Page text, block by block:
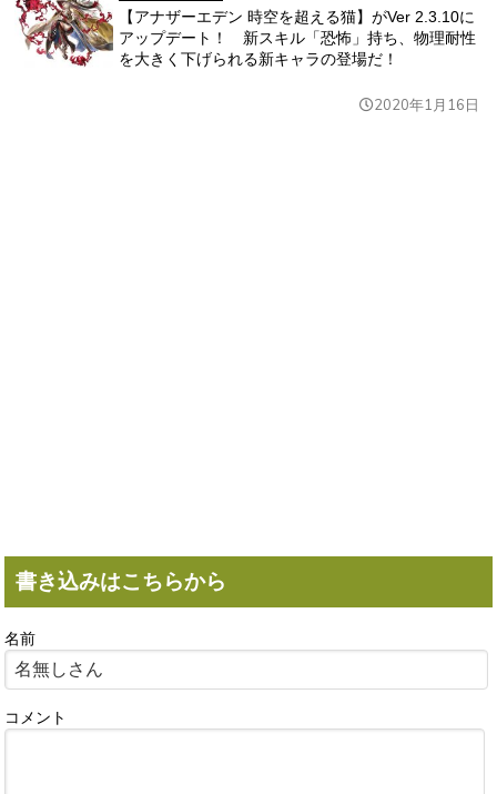
【アナザーエデン 時空を超える猫】がVer 2.3.10に
アップデート！ 新スキル「恐怖」持ち、物理耐性
を大きく下げられる新キャラの登場だ！
2020年1月16日
書き込みはこちらから
名前
コメント